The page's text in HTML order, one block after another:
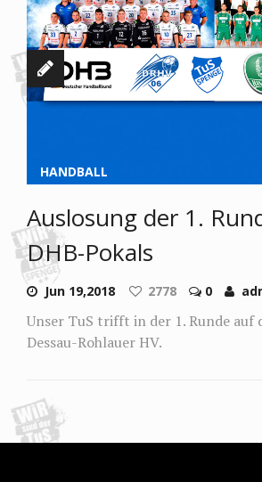
HANDBALL
Auslosung der 1.
DHB-Pokals
Jun 19,2018 2778 0
Unser TuS trifft in der 1. Runde auf
Dessau-Rohlauer HV.